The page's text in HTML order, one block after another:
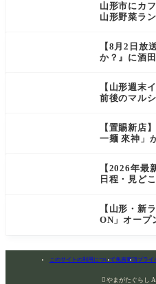
山形市にカ
山形野菜ラ
【8月2日放
か？』に酒
【山形週末
前後のマル
【置賜新店
一麺 來神」
【2026年最
日程・見ど
【山形・新
ON」オープ
このサイトの利用について免責事項プライ
 やまがたぐらし